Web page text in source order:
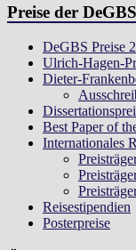
Preise der DeGBS
DeGBS Preise
Ulrich-Hagen-
Dieter-
Best Paper of
Internationales
Reisestipendien
Posterpreise